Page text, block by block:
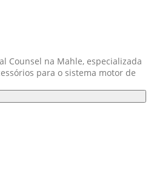
Counsel na Mahle, especializada
para o sistema motor de